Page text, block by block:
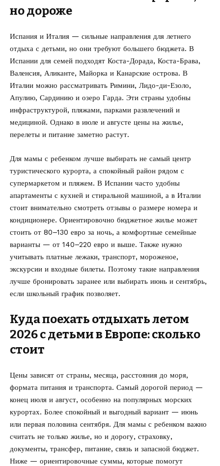
но дороже
Испания и Италия — сильные направления для летнего
отдыха с детьми, но они требуют большего бюджета. В
Испании для семей подходят Коста-Дорада, Коста-Брава,
Валенсия, Аликанте, Майорка и Канарские острова. В
Италии можно рассматривать Римини, Лидо-ди-Езоло,
Апулию, Сардинию и озеро Гарда. Эти страны удобны
инфраструктурой, пляжами, парками развлечений и
медициной. Однако в июле и августе цены на жилье,
перелеты и питание заметно растут.
Для мамы с ребенком лучше выбирать не самый центр
туристического курорта, а спокойный район рядом с
супермаркетом и пляжем. В Испании часто удобны
апартаменты с кухней и стиральной машиной, а в Италии
стоит внимательно смотреть отзывы о размере номера и
кондиционере. Ориентировочно бюджетное жилье может
стоить от 80–130 евро за ночь, а комфортные семейные
варианты — от 140–220 евро и выше. Также нужно
учитывать платные лежаки, транспорт, мороженое,
экскурсии и входные билеты. Поэтому такие направления
лучше бронировать заранее или выбирать июнь и сентябрь,
если школьный график позволяет.
Куда поехать отдыхать летом
2026 с детьми в Европе: сколько
стоит
Цены зависят от страны, месяца, расстояния до моря,
формата питания и транспорта. Самый дорогой период —
конец июля и август, особенно на популярных морских
курортах. Более спокойный и выгодный вариант — июнь
или первая половина сентября. Для мамы с ребенком важно
считать не только жилье, но и дорогу, страховку,
документы, трансфер, питание, связь и запасной бюджет.
Ниже — ориентировочные суммы, которые помогут